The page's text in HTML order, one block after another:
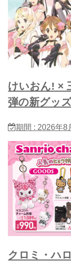
けいおん! ×
弾の新グッ
期間 : 2026年8
クロミ・ハ